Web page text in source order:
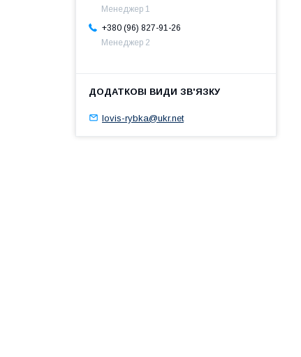
Менеджер 1
+380 (96) 827-91-26
Менеджер 2
lovis-rybka@ukr.net